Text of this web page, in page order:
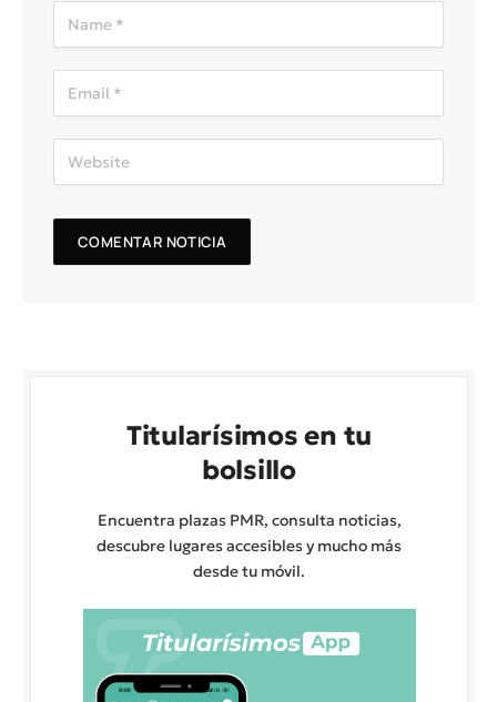
Titularísimos en tu
bolsillo
Encuentra plazas PMR, consulta noticias,
descubre lugares accesibles y mucho más
desde tu móvil.